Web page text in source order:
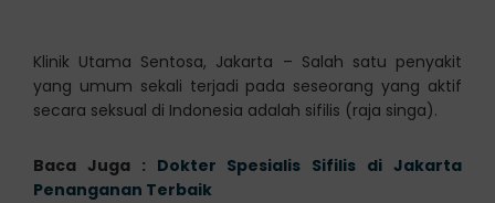
Klinik Utama Sentosa, Jakarta – Salah satu penyakit
yang umum sekali terjadi pada seseorang yang aktif
secara seksual di Indonesia adalah sifilis (raja singa).
Baca Juga : Dokter Spesialis Sifilis di Jakarta
Penanganan Terbaik